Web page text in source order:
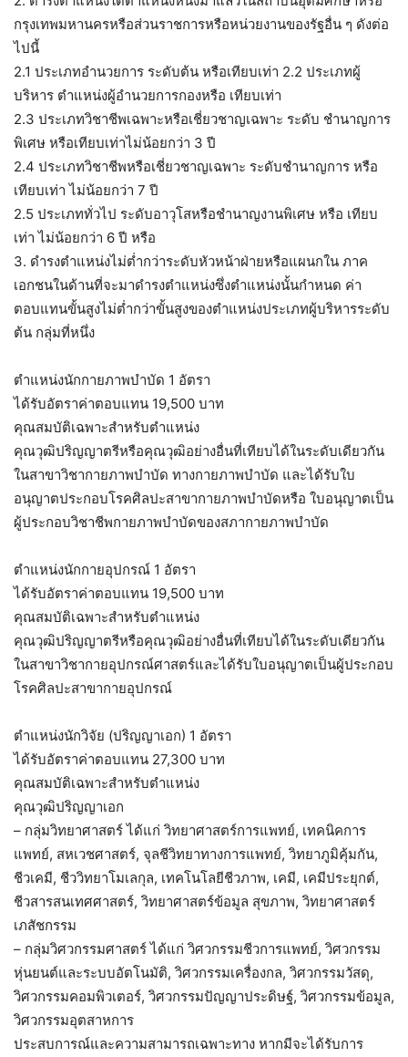
กรุงเทพมหานครหรือส่วนราชการหรือหน่วยงานของรัฐอื่น ๆ ดังต่อ
ไปนี้
2.1 ประเภทอำนวยการ ระดับต้น หรือเทียบเท่า 2.2 ประเภทผู้
บริหาร ตำแหน่งผู้อำนวยการกองหรือ เทียบเท่า
2.3 ประเภทวิชาชีพเฉพาะหรือเชี่ยวชาญเฉพาะ ระดับ ชำนาญการ
พิเศษ หรือเทียบเท่าไม่น้อยกว่า 3 ปี
2.4 ประเภทวิชาชีพหรือเชี่ยวชาญเฉพาะ ระดับชำนาญการ หรือ
เทียบเท่า ไม่น้อยกว่า 7 ปี
2.5 ประเภททั่วไป ระดับอาวุโสหรือชำนาญงานพิเศษ หรือ เทียบ
เท่า ไม่น้อยกว่า 6 ปี หรือ
3. ดำรงตำแหน่งไม่ต่ำกว่าระดับหัวหน้าฝ่ายหรือแผนกใน ภาค
เอกชนในด้านที่จะมาดำรงตำแหน่งซึ่งตำแหน่งนั้นกำหนด ค่า
ตอบแทนขั้นสูงไม่ต่ำกว่าขั้นสูงของตำแหน่งประเภทผู้บริหารระดับ
ต้น กลุ่มที่หนึ่ง
ตำแหน่งนักกายภาพบำบัด 1 อัตรา
ได้รับอัตราค่าตอบแทน 19,500 บาท
คุณสมบัติเฉพาะสำหรับตำแหน่ง
คุณวุฒิปริญญาตรีหรือคุณวุฒิอย่างอื่นที่เทียบได้ในระดับเดียวกัน
ในสาขาวิชากายภาพบำบัด ทางกายภาพบำบัด และได้รับใบ
อนุญาตประกอบโรคศิลปะสาขากายภาพบำบัดหรือ ใบอนุญาตเป็น
ผู้ประกอบวิชาชีพกายภาพบำบัดของสภากายภาพบำบัด
ตำแหน่งนักกายอุปกรณ์ 1 อัตรา
ได้รับอัตราค่าตอบแทน 19,500 บาท
คุณสมบัติเฉพาะสำหรับตำแหน่ง
คุณวุฒิปริญญาตรีหรือคุณวุฒิอย่างอื่นที่เทียบได้ในระดับเดียวกัน
ในสาขาวิชากายอุปกรณ์ศาสตร์และได้รับใบอนุญาตเป็นผู้ประกอบ
โรคศิลปะสาขากายอุปกรณ์
ตำแหน่งนักวิจัย (ปริญญาเอก) 1 อัตรา
ได้รับอัตราค่าตอบแทน 27,300 บาท
คุณสมบัติเฉพาะสำหรับตำแหน่ง
คุณวุฒิปริญญาเอก
– กลุ่มวิทยาศาสตร์ ได้แก่ วิทยาศาสตร์การแพทย์, เทคนิคการ
แพทย์, สหเวชศาสตร์, จุลชีวิทยาทางการแพทย์, วิทยาภูมิคุ้มกัน,
ชีวเคมี, ชีววิทยาโมเลกุล, เทคโนโลยีชีวภาพ, เคมี, เคมีประยุกต์,
ชีวสารสนเทศศาสตร์, วิทยาศาสตร์ข้อมูล สุขภาพ, วิทยาศาสตร์
เภสัชกรรม
– กลุ่มวิศวกรรมศาสตร์ ได้แก่ วิศวกรรมชีวการแพทย์, วิศวกรรม
หุ่นยนต์และระบบอัตโนมัติ, วิศวกรรมเครื่องกล, วิศวกรรมวัสดุ,
วิศวกรรมคอมพิวเตอร์, วิศวกรรมปัญญาประดิษฐ์, วิศวกรรมข้อมูล,
วิศวกรรมอุตสาหการ
ประสบการณ์และความสามารถเฉพาะทาง หากมีจะได้รับการ